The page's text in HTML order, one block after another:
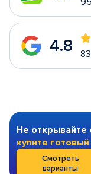
4.8
Не открывайте
купите
Смотреть
варианты